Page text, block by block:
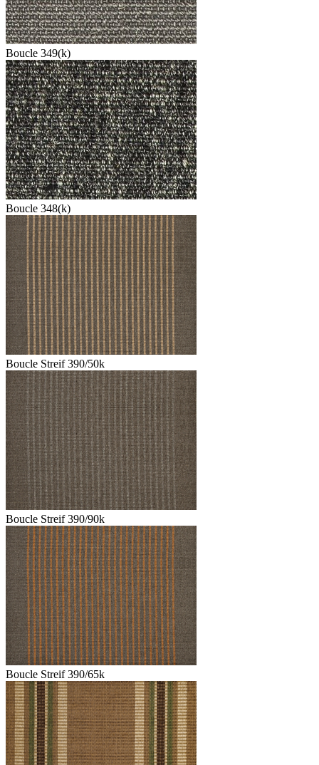
Boucle 349(k)
Boucle 348(k)
Boucle Streif 390/50k
Boucle Streif 390/90k
Boucle Streif 390/65k